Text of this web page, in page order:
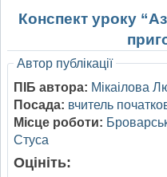
Конспект уроку
Автор публікації
ПІБ автора: Мікаілова
Посада: вчитель
Місце роботи:
Стуса
Оцініть: